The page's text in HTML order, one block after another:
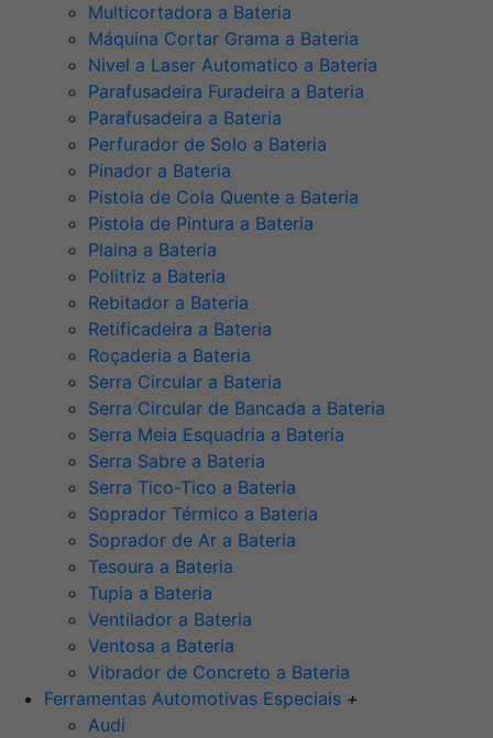
Multicortadora a Bateria
Máquina Cortar Grama a Bateria
Nivel a Laser Automatico a Bateria
Parafusadeira Furadeira a Bateria
Parafusadeira a Bateria
Perfurador de Solo a Bateria
Pinador a Bateria
Pistola de Cola Quente a Bateria
Pistola de Pintura a Bateria
Plaina a Bateria
Politriz a Bateria
Rebitador a Bateria
Retificadeira a Bateria
Roçaderia a Bateria
Serra Circular a Bateria
Serra Circular de Bancada a Bateria
Serra Meia Esquadria a Bateria
Serra Sabre a Bateria
Serra Tico-Tico a Bateria
Soprador Térmico a Bateria
Soprador de Ar a Bateria
Tesoura a Bateria
Tupia a Bateria
Ventilador a Bateria
Ventosa a Bateria
Vibrador de Concreto a Bateria
Ferramentas Automotivas Especiais +
Audi